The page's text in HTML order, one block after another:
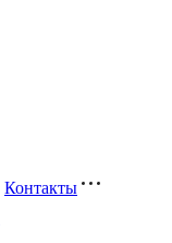
Контакты